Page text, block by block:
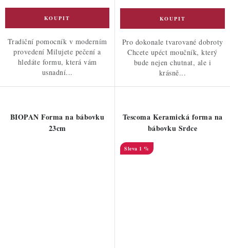
Tradiční pomocník v moderním
provedení Milujete pečení a
hledáte formu, která vám
usnadní...
Pro dokonale tvarované dobroty
Chcete upéct moučník, který
bude nejen chutnat, ale i
krásně...
BIOPAN Forma na bábovku
23cm
Tescoma Keramická forma na
bábovku Srdce
1 %